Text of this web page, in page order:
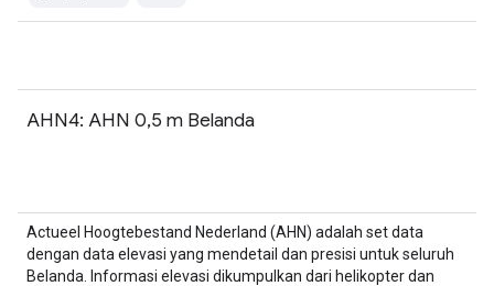
AHN4: AHN 0,5 m Belanda
Actueel Hoogtebestand Nederland (AHN) adalah set data
dengan data elevasi yang mendetail dan presisi untuk seluruh
Belanda. Informasi elevasi dikumpulkan dari helikopter dan